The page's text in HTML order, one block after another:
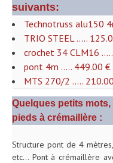
Digital
suivants:
Technotruss alu150
TRIO STEEL .....
crochet 34 CLM16
pont 4m ..... 449.00 €
MTS 270/2 .....
Quelques petits
pieds à crémaillère :
Structure pont de 4
etc... Pont à crémaillère